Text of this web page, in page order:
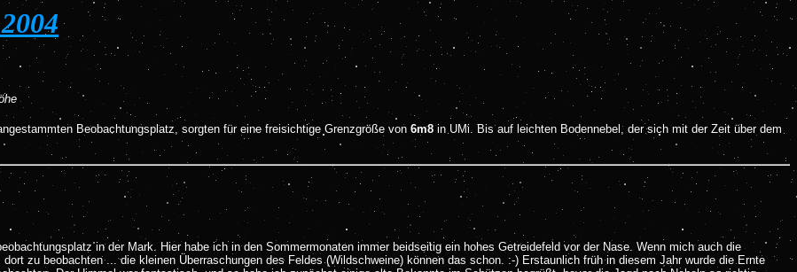
Beobachtungsplatz, sorgten für eine freisichtige Grenzgröße von 6m8in UMi. Bis auf leichten Bodennebel, der sich mit der Zeit über dem
in der Mark. Hier habe ich in den Sommermonaten immer beidseitig ein hohes Getreidefeld vor der Nase. Wenn mich auch die
zu beobachten ... die kleinen Überraschungen des Feldes (Wildschweine) können das schon. :-) Erstaunlich früh in diesem Jahr wurde die Ernte